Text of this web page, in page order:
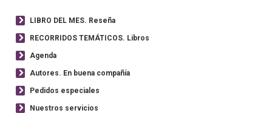
LIBRO DEL MES. Reseña
RECORRIDOS TEMÁTICOS. Libros
Agenda
Autores. En buena compañía
Pedidos especiales
Nuestros servicios